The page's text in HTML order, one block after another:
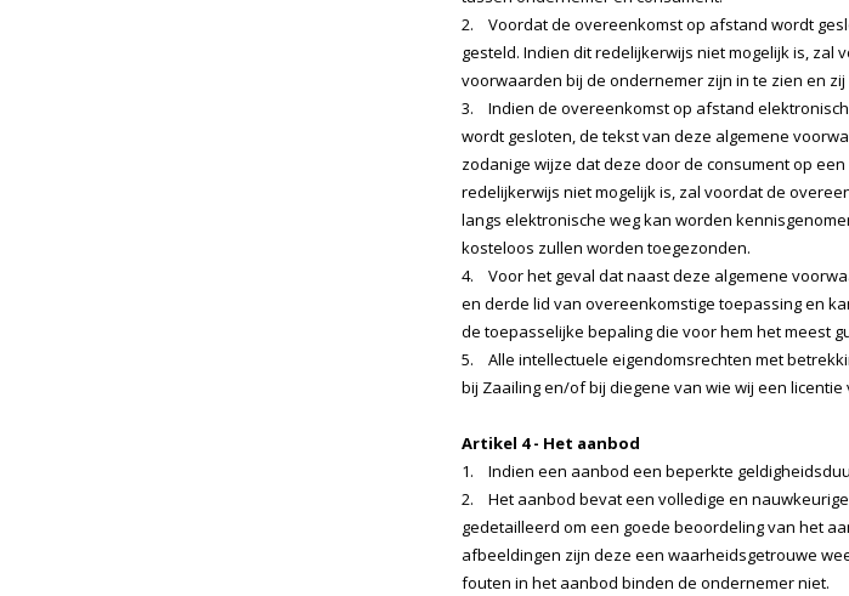
2. Voordat de overeenkomst op afstand wordt
gesteld. Indien dit redelijkerwijs niet mogelijk is,
voorwaarden bij de ondernemer zijn in te zien en
3. Indien de overeenkomst op afstand
wordt gesloten, de tekst van deze algemene
zodanige wijze dat deze door de consument op
redelijkerwijs niet mogelijk is, zal voordat de
langs elektronische weg kan worden
kosteloos zullen worden toegezonden.
4. Voor het geval dat naast deze algemene
en derde lid van overeenkomstige toepassing en
de toepasselijke bepaling die voor hem het meest
5. Alle intellectuele eigendomsrechten met
bij Zaailing en/of bij diegene van wie wij een
Artikel 4 - Het aanbod
1. Indien een aanbod een beperkte
2. Het aanbod bevat een volledige en
gedetailleerd om een goede beoordeling van het
afbeeldingen zijn deze een waarheidsgetrouwe
fouten in het aanbod binden de ondernemer niet.